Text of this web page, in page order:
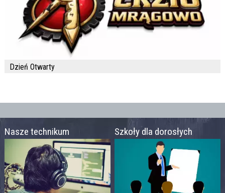
Dzień Otwarty
Nasze technikum Szkoły dla dorosłych